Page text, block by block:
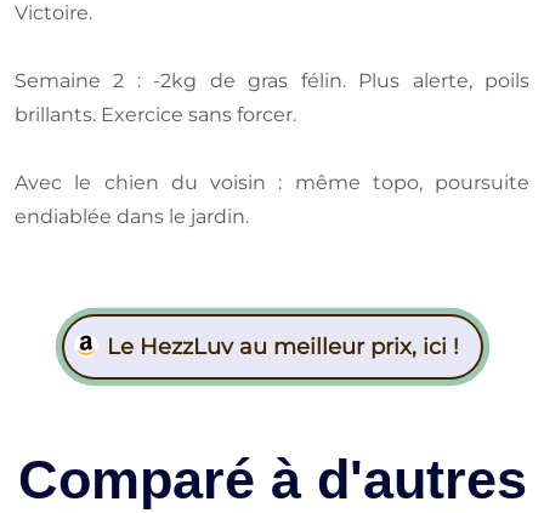
Victoire.
Semaine 2 : -2kg de gras félin. Plus alerte, poils
brillants. Exercice sans forcer.
Avec le chien du voisin : même topo, poursuite
endiablée dans le jardin.
Le HezzLuv au meilleur prix, ici !
Comparé à d'autres